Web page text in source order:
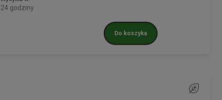
24 godziny
Do koszyka
Do